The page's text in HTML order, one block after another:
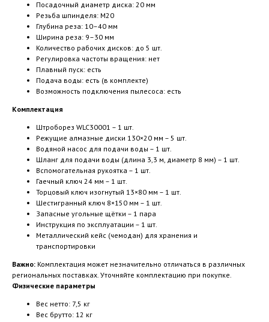
Посадочный диаметр диска: 20 мм
Резьба шпинделя: M20
Глубина реза: 10–40 мм
Ширина реза: 9–30 мм
Количество рабочих дисков: до 5 шт.
Регулировка частоты вращения: нет
Плавный пуск: есть
Подача воды: есть (в комплекте)
Возможность подключения пылесоса: есть
Комплектация
Штроборез WLC30001 – 1 шт.
Режущие алмазные диски 130×20 мм – 5 шт.
Водяной насос для подачи воды – 1 шт.
Шланг для подачи воды (длина 3,3 м, диаметр 8 мм) – 1 шт.
Вспомогательная рукоятка – 1 шт.
Гаечный ключ 24 мм – 1 шт.
Торцовый ключ изогнутый 13×80 мм – 1 шт.
Шестигранный ключ 8×150 мм – 1 шт.
Запасные угольные щётки – 1 пара
Инструкция по эксплуатации – 1 шт.
Металлический кейс (чемодан) для хранения и
транспортировки
Важно: Комплектация может незначительно отличаться в различных
региональных поставках. Уточняйте комплектацию при покупке.
Физические параметры
Вес нетто: 7,5 кг
Вес брутто: 12 кг